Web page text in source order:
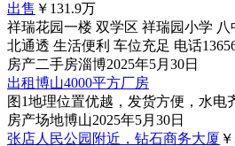
出售 ￥131.9万
祥瑞花园一楼 双学区 祥瑞园小学
北通透 生活便利 车位充足 电话
房产二手房淄博2025年5月30日
出租博山4000平方厂房
图1地理位置优越，发货方便，水电
房产场地博山2025年5月30日
张店人民公园附近，钻石商务大厦